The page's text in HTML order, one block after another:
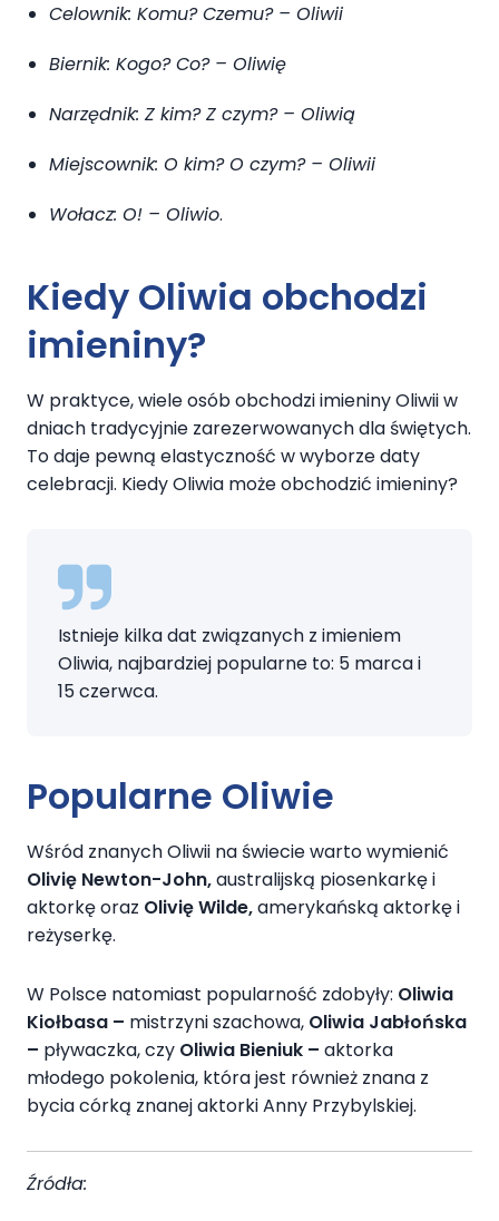
Celownik: Komu? Czemu? – Oliwii
Biernik: Kogo? Co? – Oliwię
Narzędnik: Z kim? Z czym? – Oliwią
Miejscownik: O kim? O czym? – Oliwii
Wołacz: O! – Oliwio.
Kiedy Oliwia obchodzi
imieniny?
W praktyce, wiele osób obchodzi imieniny Oliwii w
dniach tradycyjnie zarezerwowanych dla świętych.
To daje pewną elastyczność w wyborze daty
celebracji. Kiedy Oliwia może obchodzić imieniny?
Istnieje kilka dat związanych z imieniem
Oliwia, najbardziej popularne to: 5 marca i
15 czerwca.
Popularne Oliwie
Wśród znanych Oliwii na świecie warto wymienić
Olivię Newton-John,australijską piosenkarkę i
aktorkę oraz Olivię Wilde,amerykańską aktorkę i
reżyserkę.
W Polsce natomiast popularność zdobyły: Oliwia
Kiołbasa – mistrzyni szachowa, Oliwia Jabłońska
– pływaczka, czy Oliwia Bieniuk – aktorka
młodego pokolenia, która jest również znana z
bycia córką znanej aktorki Anny Przybylskiej.
Źródła: